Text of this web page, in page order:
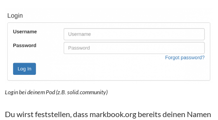
Login bei deinem Pod (z.B. solid.community)
Du wirst feststellen, dass markbook.org bereits deinen Namen